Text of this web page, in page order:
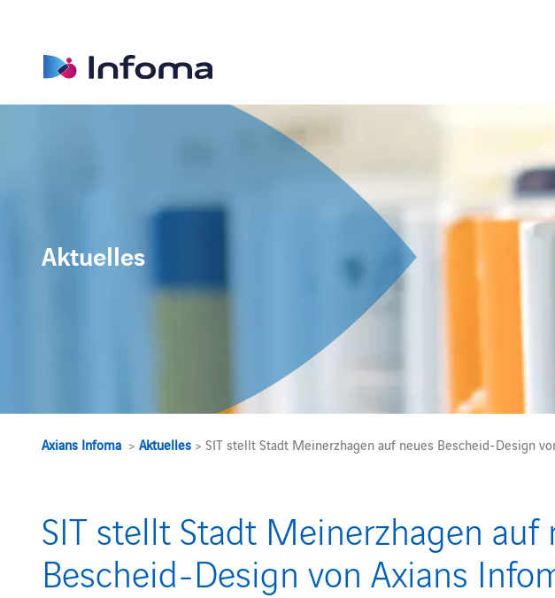
Aktuelles
Axians Infoma >Aktuelles > SIT stellt Stadt Meinerzhagen auf neues Bescheid-Design
SIT stellt Stadt Meinerzhagen auf
Bescheid-Design von Axians